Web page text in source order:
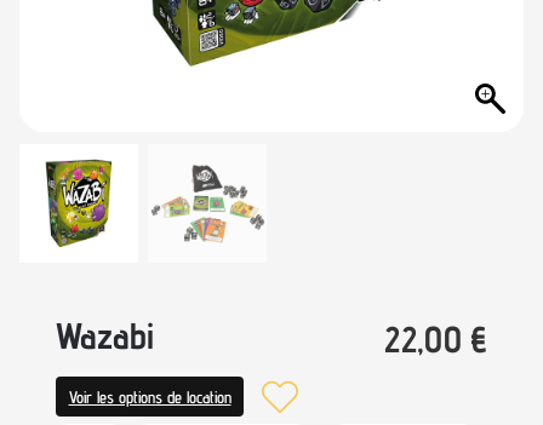
Wazabi 22,00 €
Voir les options de location